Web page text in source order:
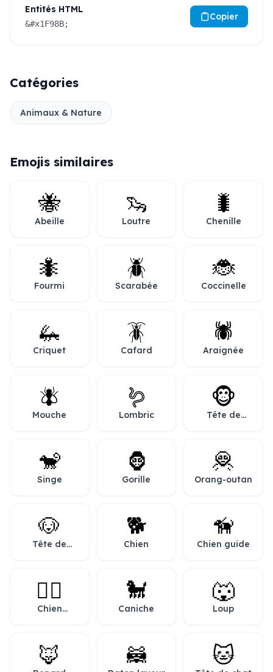
Entités HTML
&#x1F98B;
Copier
Catégories
Animaux & Nature
Emojis similaires
🐝
Abeille
🦦
Loutre
🐛
Chenille
🐜
Fourmi
🪲
Scarabée
🐞
Coccinelle
🦗
Criquet
🪳
Cafard
🕷️
Araignée
🪰
Mouche
🪱
Lombric
🐵
Tête de
🐒
Singe
🦍
Gorille
🦧
Orang-outan
🐶
Tête de
🐕
Chien
🦮
Chien guide
🐕‍🦺
Chien
🐩
Caniche
🐺
Loup
🦊 🦝 🐱